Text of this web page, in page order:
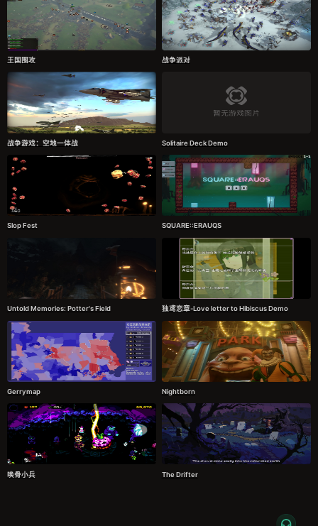
王国围攻 战争派对
战争游戏：空地一体战 Solitaire Deck Demo
Slop Fest SQUARE::ERAUQS
Untold Memories: Potter's Field 独鸢恋章-Love letter to Hibiscus Demo
Gerrymap Nightborn
唤骨小兵 The Drifter